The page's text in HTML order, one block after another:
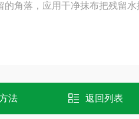
角落，应用干净抹布把残留水
法 返回列表